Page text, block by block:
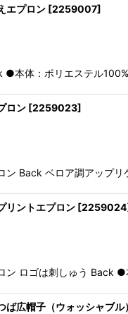
エプロン [2259007]
●本体：ポリエステル
ロン [2259023]
ン Back ベロア調アッ
リントエプロン [2259024
ン ロゴは刺しゅう
ば広帽子（ウォッシャブル）